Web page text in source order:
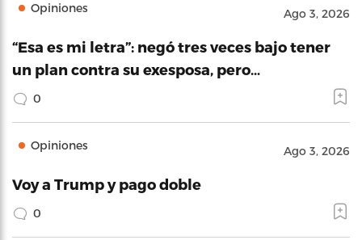
Opiniones Ago 3, 2026
“Esa es mi letra”: negó tres veces bajo tener
un plan contra su exesposa, pero…
0
Opiniones Ago 3, 2026
Voy a Trump y pago doble
0